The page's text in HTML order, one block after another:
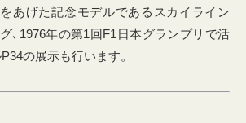
あげた記念モデルであるスカイライン
､1976年の第1回F1日本グランプリで活
の展示も行います。